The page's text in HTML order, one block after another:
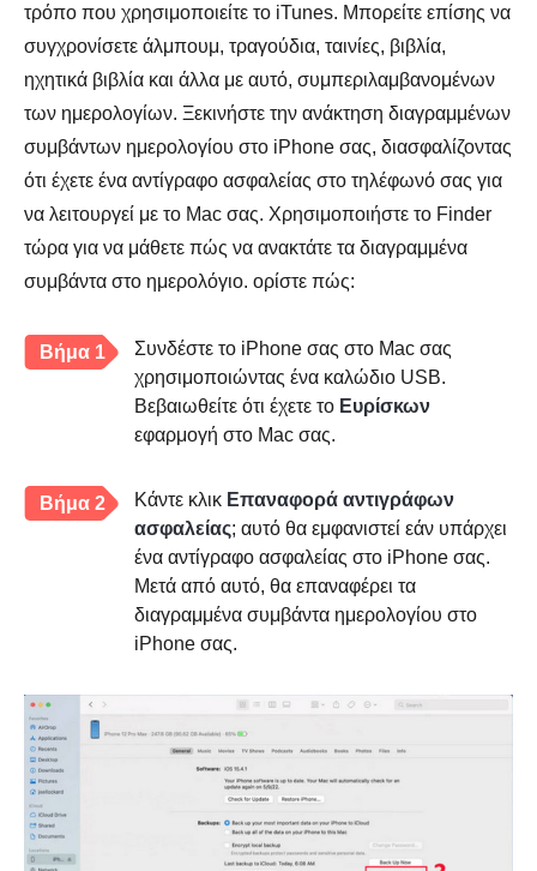
τρόπο που χρησιμοποιείτε το iTunes. Μπορείτε επίσης να
συγχρονίσετε άλμπουμ, τραγούδια, ταινίες, βιβλία,
ηχητικά βιβλία και άλλα με αυτό, συμπεριλαμβανομένων
των ημερολογίων. Ξεκινήστε την ανάκτηση διαγραμμένων
συμβάντων ημερολογίου στο iPhone σας, διασφαλίζοντας
ότι έχετε ένα αντίγραφο ασφαλείας στο τηλέφωνό σας για
να λειτουργεί με το Mac σας. Χρησιμοποιήστε το Finder
τώρα για να μάθετε πώς να ανακτάτε τα διαγραμμένα
συμβάντα στο ημερολόγιο. ορίστε πώς:
Βήμα 1
Συνδέστε το iPhone σας στο Mac σας
χρησιμοποιώντας ένα καλώδιο USB.
Βεβαιωθείτε ότι έχετε το Ευρίσκων
εφαρμογή στο Mac σας.
Βήμα 2 Κάντε κλικ Επαναφορά αντιγράφων
ασφαλείας; αυτό θα εμφανιστεί εάν υπάρχει
ένα αντίγραφο ασφαλείας στο iPhone σας.
Μετά από αυτό, θα επαναφέρει τα
διαγραμμένα συμβάντα ημερολογίου στο
iPhone σας.